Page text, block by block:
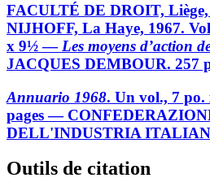
FACULTÉ DE DROIT,
NIJHOFF, La Haye, 1967.
x 9½ — Les moyens d’action
JACQUES DEMBOUR. 257
Annuario 1968. Un vol., 7 po.
pages —
DELL'INDUSTRIA
Outils de citation